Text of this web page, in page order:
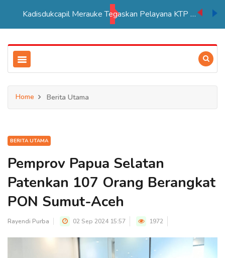
Kadisdukcapil Merauke Tegaskan Pelayana KTP Sesuai SOP
Home Berita Utama
BERITA UTAMA
Pemprov Papua Selatan
Patenkan 107 Orang Berangkat
PON Sumut-Aceh
Rayendi Purba 02 Sep 2024 15:57 1972